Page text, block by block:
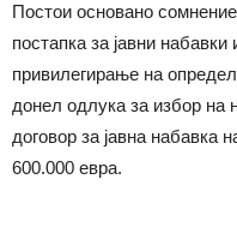
Постои основано
постапка за јавни
привилегирање на
донел одлука за избор на
договор за јавна набавка
600.000 евра.